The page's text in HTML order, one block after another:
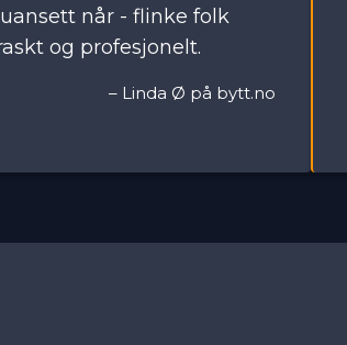
når - flinke folk
og profesjonelt.
– Linda Ø på bytt.no